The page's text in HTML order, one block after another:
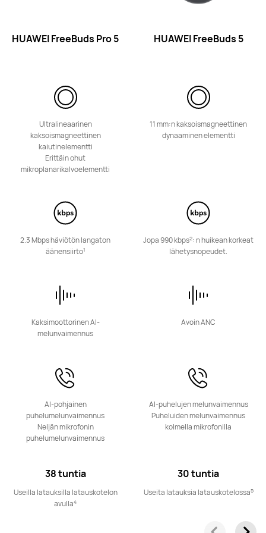
HUAWEI FreeBuds SE 2
FreeClip-sarja
HUAWEI FreeClip
Lue lisää
HUAWEI FreeBuds Pro 5
Ultralineaarinen
kaksoismagneettinen
kaiutinelementti
Erittäin ohut
mikroplanarikalvoelementti
2.3 Mbps häviötön langaton
äänensiirto1
Kaksimoottorinen AI-
melunvaimennus
AI-pohjainen
puhelumelunvaimennus
Neljän mikrofonin
puhelumelunvaimennus
38 tuntia
Useilla latauksilla latauskotelon
avulla4
HUAWEI FreeBuds 5
11 mm:n kaksoismagneettinen
dynaaminen elementti
Jopa 990 kbps2: n huikean korkeat
lähetysnopeudet.
Avoin ANC
AI-puhelujen melunvaimennus
Puheluiden melunvaimennus
kolmella mikrofonilla
30 tuntia
Useita latauksia latauskotelossa5